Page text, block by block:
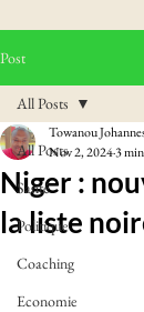
Post
All Posts
Santé
Politique
Coaching
Economie
All Posts
Niger :
la liste
Towanou
Nov 2, 20243